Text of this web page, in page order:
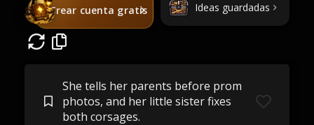
Crear cuenta gratis Ideas guardadas
She tells her parents before prom
photos, and her little sister fixes
both corsages.